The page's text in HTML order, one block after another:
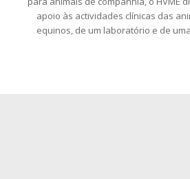
apoio às actividades clínicas das
equinos, de um laboratório e de